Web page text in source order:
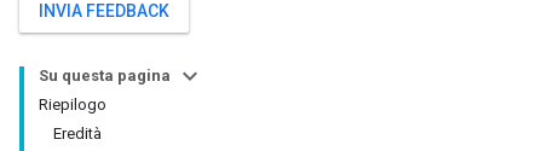
INVIA FEEDBACK
Su questa pagina
Riepilogo
Eredità